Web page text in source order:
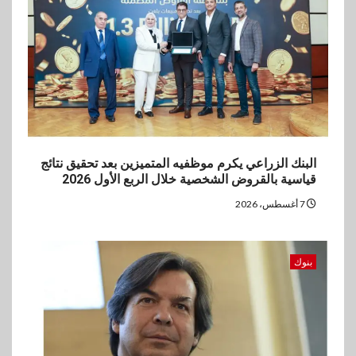
مستهدفات رؤية مصر 2030
بنوك
بنك مصر يشارك في فعالية اليوم
العالمي للشباب ويقدم العديد من
العروض المجانية
5
بنوك
البنك الزراعي يكرم موظفيه المتميزين بعد تحقيق نتائج
قياسية بالقروض الشخصية خلال الربع الأول 2026
بنوك